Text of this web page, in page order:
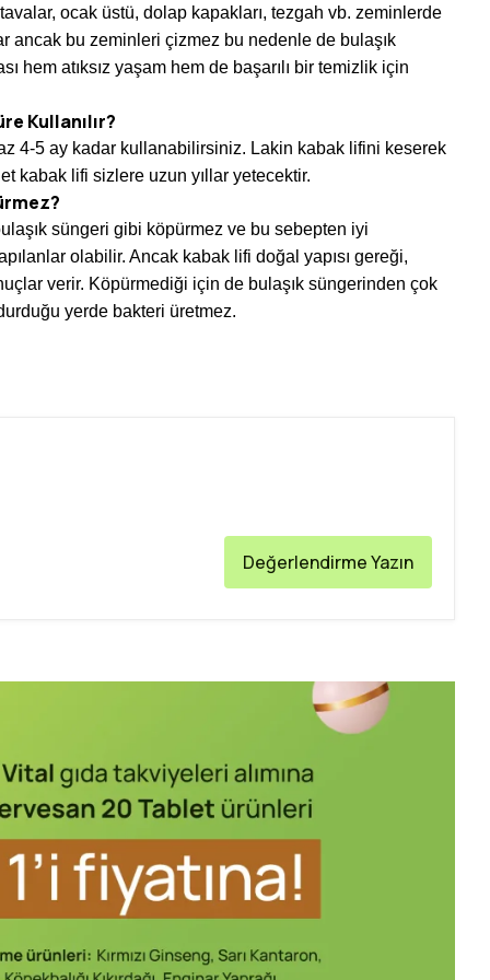
ocak üstü, dolap kapakları, tezgah vb. zeminlerde
ancak bu zeminleri çizmez bu nedenle de bulaşık
hem atıksız yaşam hem de başarılı bir temizlik için
Kullanılır?
4-5 ay kadar kullanabilirsiniz. Lakin kabak lifini keserek
kabak lifi sizlere uzun yıllar yetecektir.
süngeri gibi köpürmez ve bu sebepten iyi
olabilir. Ancak kabak lifi doğal yapısı gereği,
verir. Köpürmediği için de bulaşık süngerinden çok
yerde bakteri üretmez.
Değerlendirme Yazın